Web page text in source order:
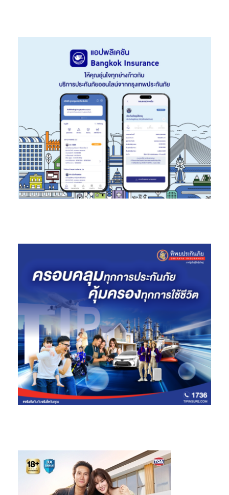
ได้เพียง 18% ต่ำกว่าของสหรัฐฯ ที่ขยายตัวถึง 50%
SCB CIO มองกลยุทธ์การลงทุนในตลาดหุ้นญี่ปุ่น ในภาพรวมยังมี
ความน่าสนใจลงทุนโดยเน้นกลยุทธ์ trading buyจากการ
เปลี่ยนแปลงทางการเมืองของญี่ปุ่น ที่มีแนวโน้มสะท้อนถึงเสถียรภาพ
ทางการเมืองมากขึ้น ตามที่พรรค LDP และพรรคร่วมรัฐบาลยังมีแนว
โน้มครองเสียงข้างมากในการเลือกตั้งสภาล่าง จะส่งผลให้การดำเนิน
นโยบายกระตุ้นเศรษฐกิจมีความต่อเนื่อง และช่วยหนุนเงินลงทุนจาก
นักลงทุนต่างชาติในตลาดหุ้นญี่ปุ่น โดยหากอิงจากสถิติในอดีตในช่วง
8 ปีที่ผ่านมา จะพบว่า ตลาดหุ้นญี่ปุ่นสามารถปรับเพิ่มขึ้นได้ดี โดย
เฉพาะในช่วงหลังวันเลือกตั้งทั่วไป นอกจากนี้ จะพบว่า ในช่วงไตรมาสที่
4 ตลาดฯ ยังให้ผลตอบแทนเฉลี่ยค่อนข้างดี อยู่ระหว่าง 6%-15% อีก
ทั้ง ในปัจจุบัน ตลาดฯ ยังได้รับปัจจัยหนุนเพิ่มเติมจากระดับ
โน้มออกดีกว่าที่คาด และ EPS growth ของตลาดฯ ทั้งในปีนี้และปีหน้า
นอกจากนี้ เรายังมองตลาดหุ้นญี่ปุ่นยังได้อานิสงค์ต่อเนื่องจากเงิน
เยนที่มีแนวโน้มอ่อนค่าเทียบดอลลาร์ สรอ. การทยอยฟื้นตัวของ
เศรษฐกิจภายในประเทศ และวัฏจักรการลงทุนโลก (global capex
cycle) ที่เริ่มฟื้นตัว โดยSCB CIO ประเมินผลกระทบที่เป็นไปได้จาก
แนวนโยบายของนายคิชิดะ ต่อหุ้นญี่ปุ่นในรายอุตสาหกรรมพบว่า หุ้น
กลุ่มที่เกี่ยวเนื่องกับ digitalization มีแนวโน้มได้ประโยชน์จากข้อ
เสนอของนายคิชิดะ ที่จะสร้าง digital garden city ในภูมิภาคต่างๆ
และหุ้นกลุ่มในธีม infrastructure มีแนวโน้มได้แรงหนุนจากแผนการ
ลงทุน 15 ล้านล้านเยน ตลอดช่วง 5 ปีข้างหน้า เพื่อใช้ในการเตรียม
พร้อมรับมือและป้องกันภัยพิบัติทางธรรมชาติต่างๆ สำหรับนโยบาย
ด้านการกระจายรายได้ ซึ่งค่อนข้างเป็นนโยบายระยะยาวมากกว่า อาจ